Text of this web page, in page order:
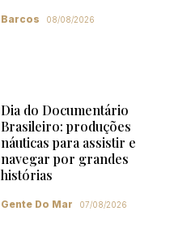
Barcos 08/08/2026
Dia do Documentário
Brasileiro: produções
náuticas para assistir e
navegar por grandes
histórias
Gente Do Mar 07/08/2026